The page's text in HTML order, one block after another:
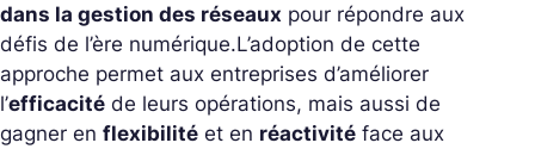
dans la gestion des réseaux pour répondre aux
défis de l’ère numérique.L’adoption de cette
approche permet aux entreprises d’améliorer
l’efficacité de leurs opérations, mais aussi de
gagner en flexibilité et en réactivité face aux